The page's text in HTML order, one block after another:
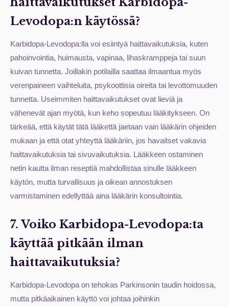
Levodopa:n käytössä?
Karbidopa-Levodopa:lla voi esiintyä haittavaikutuksia, kuten
pahoinvointia, huimausta, vapinaa, lihaskramppeja tai suun
kuivan tunnetta. Joillakin potilailla saattaa ilmaantua myös
verenpaineen vaihteluita, psykoottisia oireita tai levottomuuden
tunnetta. Useimmiten haittavaikutukset ovat lieviä ja
vähenevät ajan myötä, kun keho sopeutuu lääkitykseen. On
tärkeää, että käytät tätä lääkettä jaetaan vain lääkärin ohjeiden
mukaan ja että otat yhteyttä lääkäriin, jos havaitset vakavia
haittavaikutuksia tai sivuvaikutuksia. Lääkkeen ostaminen
netin kautta ilman reseptiä mahdollistaa sinulle lääkkeen
käytön, mutta turvallisuus ja oikean annostuksen
varmistaminen edellyttää aina lääkärin konsultointia.
7. Voiko Karbidopa-Levodopa:ta
käyttää pitkään ilman
haittavaikutuksia?
Karbidopa-Levodopa on tehokas Parkinsonin taudin hoidossa,
mutta pitkäaikainen käyttö voi johtaa joihinkin